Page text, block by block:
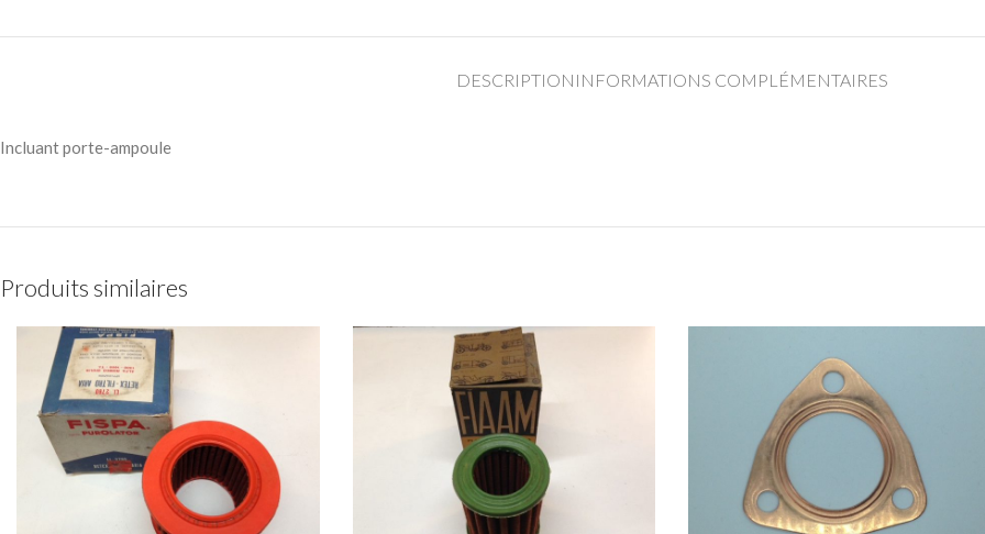
DESCRIPTION INFORMATIONS COMPLÉMENTAIRES
Incluant porte-ampoule
Produits similaires